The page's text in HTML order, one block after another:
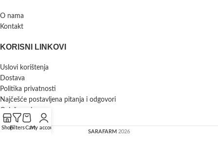
O nama
Kontakt
KORISNI LINKOVI
Uslovi korištenja
Dostava
Politika privatnosti
Najčešće postavljena pitanja i odgovori
Oglašavanje
SARAFARM 2026
ShopFiltersCartMy account